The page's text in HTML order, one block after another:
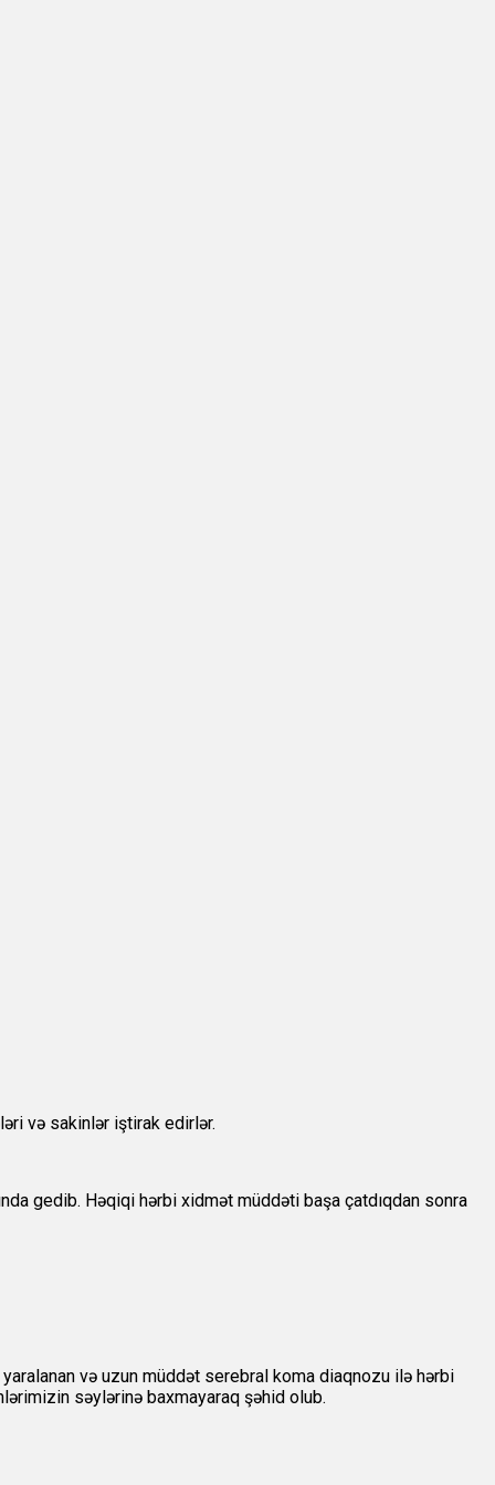
və sakinlər iştirak edirlər.
gedib. Həqiqi hərbi xidmət müddəti başa çatdıqdan sonra
və uzun müddət serebral koma diaqnozu ilə hərbi
səylərinə baxmayaraq şəhid olub.